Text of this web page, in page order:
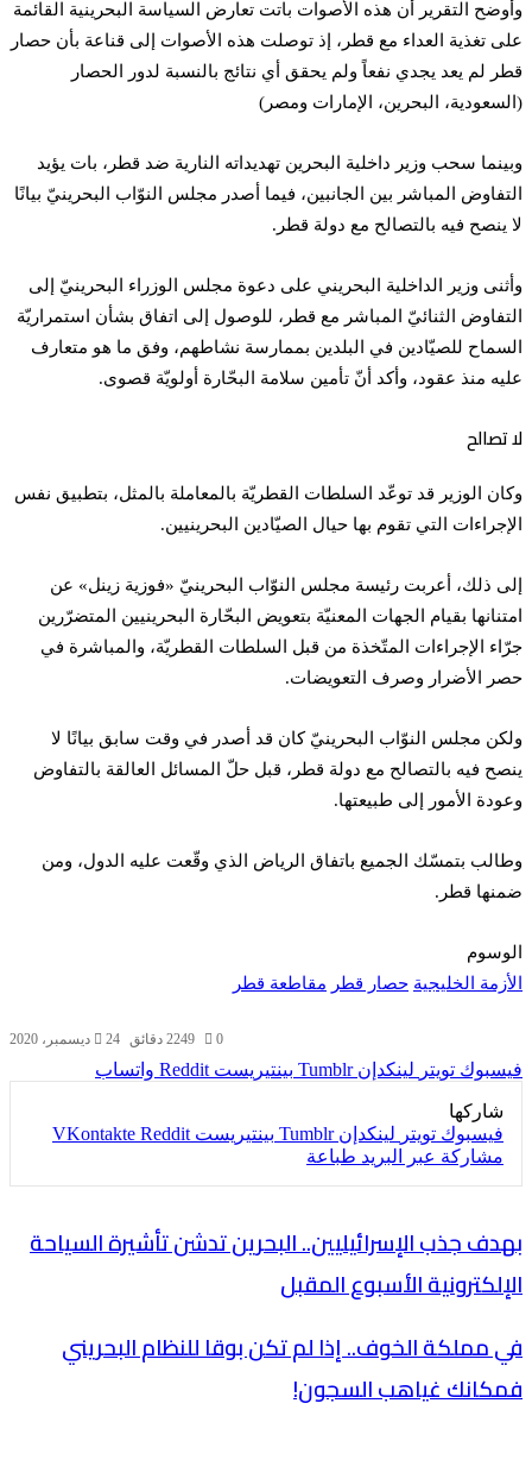
وأوضح التقرير أن هذه الأصوات باتت تعارض السياسة البحرينية القائمة
على تغذية العداء مع قطر، إذ توصلت هذه الأصوات إلى قناعة بأن حصار
قطر لم يعد يجدي نفعاً ولم يحقق أي نتائج بالنسبة لدور الحصار
(السعودية، البحرين، الإمارات ومصر)
وبينما سحب وزير داخلية البحرين تهديداته النارية ضد قطر، بات يؤيد
التفاوض المباشر بين الجانبين، فيما أصدر مجلس النوّاب البحرينيّ بيانًا
لا ينصح فيه بالتصالح مع دولة قطر.
وأثنى وزير الداخلية البحريني على دعوة مجلس الوزراء البحرينيّ إلى
التفاوض الثنائيّ المباشر مع قطر، للوصول إلى اتفاق بشأن استمراريّة
السماح للصيّادين في البلدين بممارسة نشاطهم، وفق ما هو متعارف
عليه منذ عقود، وأكد أنّ تأمين سلامة البحّارة أولويّة قصوى.
لا تصالح
وكان الوزير قد توعّد السلطات القطريّة بالمعاملة بالمثل، بتطبيق نفس
الإجراءات التي تقوم بها حيال الصيّادين البحرينيين.
إلى ذلك، أعربت رئيسة مجلس النوّاب البحرينيّ «فوزية زينل» عن
امتنانها بقيام الجهات المعنيّة بتعويض البحّارة البحرينيين المتضرّرين
جرّاء الإجراءات المتّخذة من قبل السلطات القطريّة، والمباشرة في
حصر الأضرار وصرف التعويضات.
ولكن مجلس النوّاب البحرينيّ كان قد أصدر في وقت سابق بيانًا لا
ينصح فيه بالتصالح مع دولة قطر، قبل حلّ المسائل العالقة بالتفاوض
وعودة الأمور إلى طبيعتها.
وطالب بتمسّك الجميع باتفاق الرياض الذي وقّعت عليه الدول، ومن
ضمنها قطر.
الوسوم
الأزمة الخليجية حصار قطر مقاطعة قطر
24 ديسمبر، 2020 0
2492 دقائق
فيسبوك تويتر لينكدإن بينتيريست واتساب
شاركها
فيسبوك تويتر لينكدإن بينتيريست
مشاركة عبر البريد طباعة
بهدف جذب الإسرائيليين.. البحرين تدشن تأشيرة السياحة
الإلكترونية الأسبوع المقبل
في مملكة الخوف.. إذا لم تكن بوقا للنظام البحريني
فمكانك غياهب السجون!